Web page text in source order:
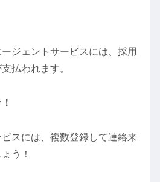
ジェントサービスには、採用
払われます。
スには、複数登録して連絡来
う！